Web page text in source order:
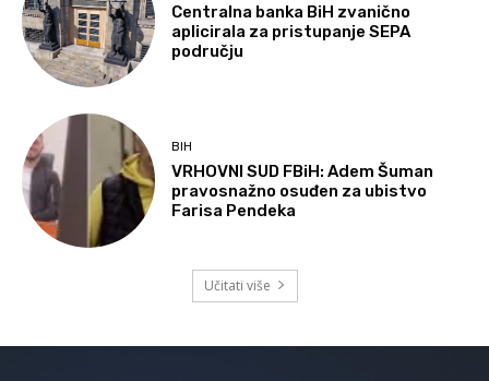
Centralna banka BiH zvanično
aplicirala za pristupanje SEPA
području
BIH
VRHOVNI SUD FBiH: Adem Šuman
pravosnažno osuđen za ubistvo
Farisa Pendeka
Učitati više